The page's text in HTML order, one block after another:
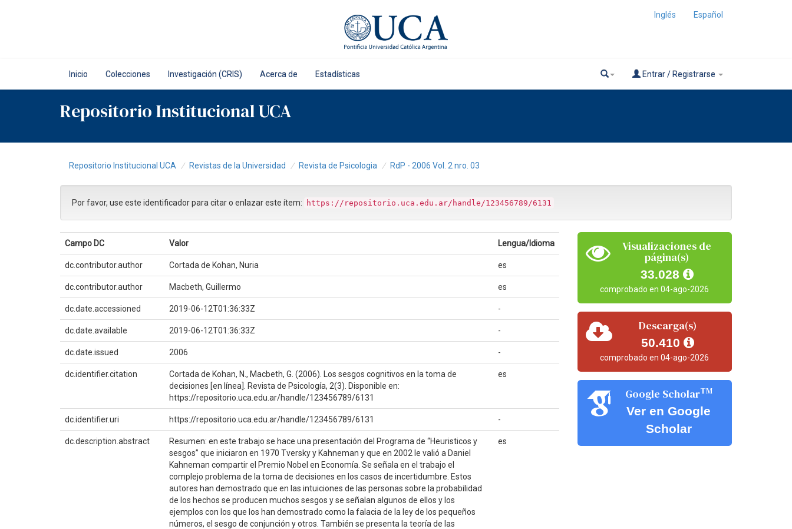
Inglés Español
Inicio Colecciones Investigación (CRIS) Acerca de Estadísticas Entrar / Registrarse
Repositorio Institucional UCA
Repositorio Institucional UCA Revistas de la Universidad Revista de Psicologia RdP - 2006 Vol. 2 nro. 03
Por favor, use este identificador para citar o enlazar este ítem: https://repositorio.uca.edu.ar/handle/123456789/6131
Campo DC Valor Lengua/Idioma
dc.contributor.author Cortada de Kohan, Nuria es
dc.contributor.author Macbeth, Guillermo es
dc.date.accessioned 2019-06-12T01:36:33Z -
dc.date.available 2019-06-12T01:36:33Z -
dc.date.issued 2006 -
dc.identifier.citation
Cortada de Kohan, N., Macbeth, G. (2006). Los sesgos cognitivos en la toma de
decisiones [en línea]. Revista de Psicología, 2(3). Disponible en:
https://repositorio.uca.edu.ar/handle/123456789/6131
es
dc.identifier.uri https://repositorio.uca.edu.ar/handle/123456789/6131 -
dc.description.abstract
Resumen: en este trabajo se hace una presentación del Programa de “Heuristicos y
sesgos” que iniciaron en 1970 Tversky y Kahneman y que en 2002 le valió a Daniel
Kahneman compartir el Premio Nobel en Economía. Se señala en el trabajo el
complejo problema de la toma de decisiones en los casos de incertidumbre. Estos
autores han demostrado que en las intuiciones de las personas sobre la probabilidad
de los hechos se producen muchos sesgos y se señalan algunos de ellos y los
ejemplos con los que los han demostrado como la falacia de la ley de los pequeños
números, el sesgo de conjunción y otros. También se presenta la teoría de las
es
Visualizaciones de
página(s)
33.028
comprobado en 04-ago-2026
Descarga(s)
50.410
comprobado en 04-ago-2026
Google ScholarTM
Ver en Google
Scholar